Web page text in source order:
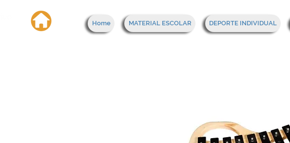
Home MATERIAL ESCOLAR DEPORTE INDIVIDUAL